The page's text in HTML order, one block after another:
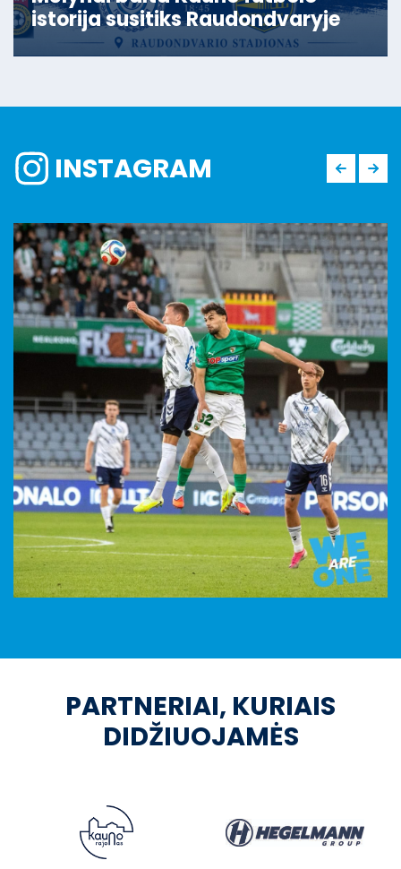
istorija susitiks Raudondvaryje
INSTAGRAM
PARTNERIAI, KURIAIS
DIDŽIUOJAMĖS